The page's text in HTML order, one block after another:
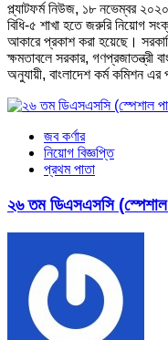
প্ল্যাটফর্ম নিউজ, ১৮ নভেম্বর
বিধি-৫ শাখা হতে জরুরি নিয়োগ
আকারে প্রকাশ করা হয়েছে।
ক্ষমতাবলে সরকার, গণপ্রজাতন্ত্রী
অনুযায়ী, বাংলাদেশ কর্ম কমিশন
জব কর্ণার
নিয়োগ বিজ্ঞপ্তি
প্রথম পাতা
২৬ তম ডিএসএসসি (স্পেশাল